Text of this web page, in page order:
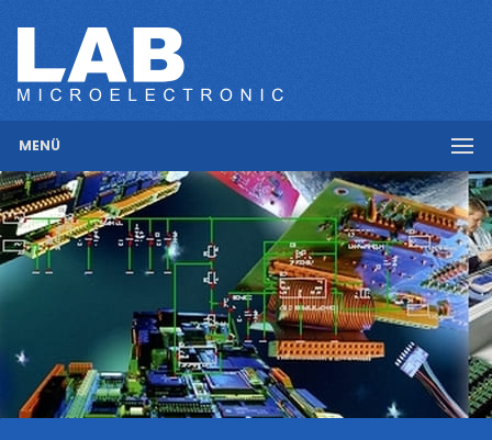
MENÜ